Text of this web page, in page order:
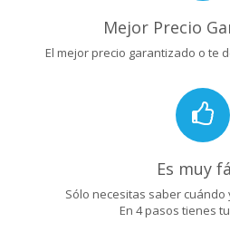
Mejor Precio
El mejor precio garantizado o te
Es muy
Sólo necesitas saber
En 4 pasos tienes